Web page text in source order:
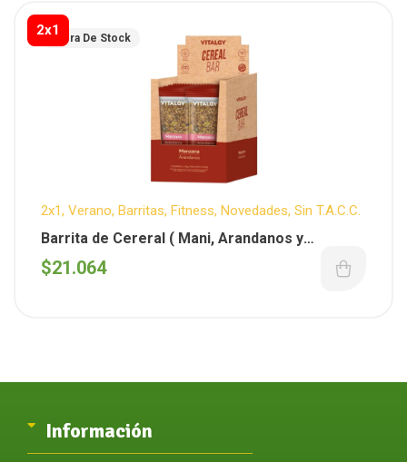
2x1Fuera De Stock
2x1, Verano, Barritas, Fitness, Novedades, Sin T.A.C.C.
Barrita de Cereral ( Mani, Arandanos y
Manzana ) x 40 gs – Vitalgy x 10 unid.
$21.064
Información